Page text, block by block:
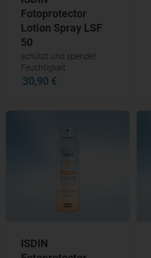
Fotoprotector
Lotion Spray LSF
50
schützt und spendet
Feuchtigkeit
30,90 €
ISDIN